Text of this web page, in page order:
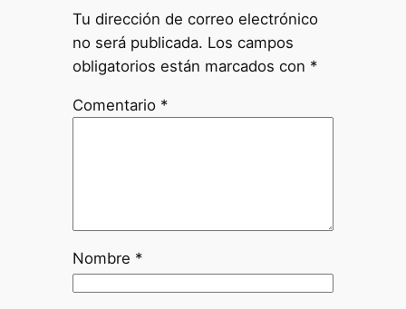
Tu dirección de correo electrónico
no será publicada. Los campos
obligatorios están marcados con *
Comentario *
Nombre *